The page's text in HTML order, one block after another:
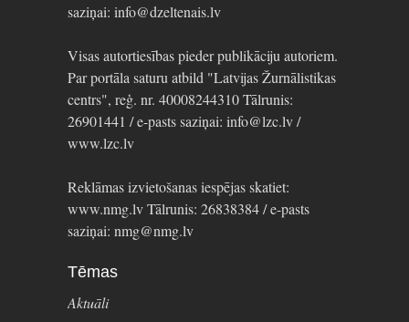
saziņai: info@dzeltenais.lv
Visas autortiesības pieder publikāciju autoriem.
Par portāla saturu atbild "Latvijas Žurnālistikas
centrs", reģ. nr. 40008244310 Tālrunis:
26901441 / e-pasts saziņai: info@lzc.lv /
www.lzc.lv
Reklāmas izvietošanas iespējas skatiet:
www.nmg.lv Tālrunis: 26838384 / e-pasts
saziņai: nmg@nmg.lv
Tēmas
Aktuāli